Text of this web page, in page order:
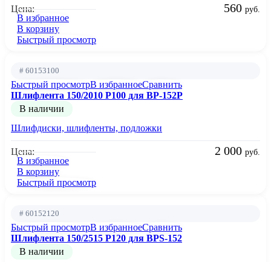
Цена: 560 руб.
В избранное
В корзину
Быстрый просмотр
# 60153100
Быстрый просмотрВ избранноеСравнить
Шлифлента 150/2010 Р100 для BP-152P
В наличии
Шлифдиски, шлифленты, подложки
Цена: 2 000 руб.
В избранное
В корзину
Быстрый просмотр
# 60152120
Быстрый просмотрВ избранноеСравнить
Шлифлента 150/2515 Р120 для BPS-152
В наличии